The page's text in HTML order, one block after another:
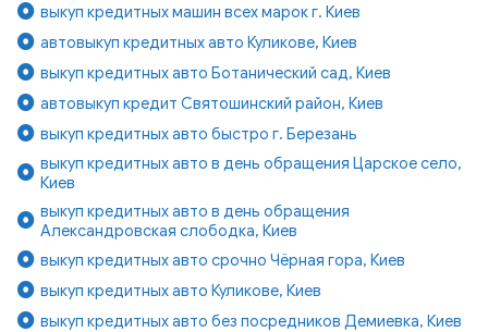
выкуп кредитных машин всех марок г. Киев
автовыкуп кредитных авто Куликове, Киев
выкуп кредитных авто Ботанический сад, Киев
автовыкуп кредит Святошинский район, Киев
выкуп кредитных авто быстро г. Березань
выкуп кредитных авто в день обращения Царское село,
Киев
выкуп кредитных авто в день обращения
Александровская слободка, Киев
выкуп кредитных авто срочно Чёрная гора, Киев
выкуп кредитных авто Куликове, Киев
выкуп кредитных авто без посредников Демиевка, Киев